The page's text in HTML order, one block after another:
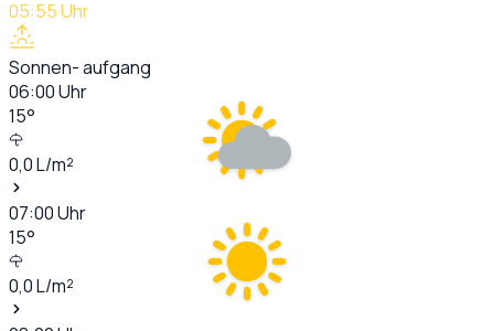
05:55Uhr
Sonnen- aufgang
06:00Uhr
15°
0,0L/m²
07:00Uhr
15°
0,0L/m²